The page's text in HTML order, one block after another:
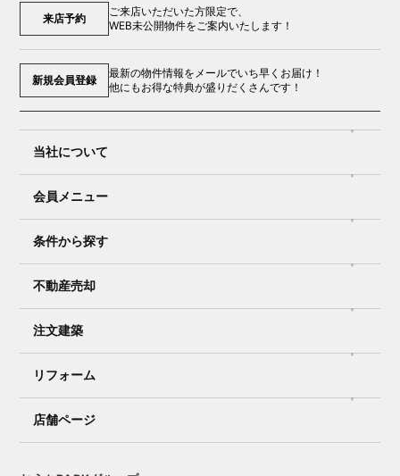
来店予約
ご来店いただいた方限定で、
WEB未公開物件をご案内いたします！
新規会員登録
最新の物件情報をメールでいち早くお届け！
他にもお得な特典が盛りだくさんです！
当社について
会員メニュー
条件から探す
不動産売却
注文建築
リフォーム
店舗ページ